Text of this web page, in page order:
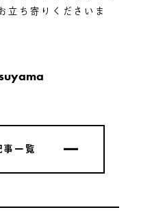
立ち寄りくださいま
一覧
一覧